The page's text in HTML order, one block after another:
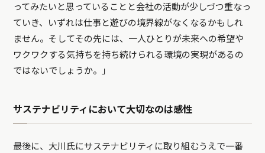
ってみたいと思っていることと会社の活動が少しづつ重なっ
ていき、いずれは仕事と遊びの境界線がなくなるかもしれ
ません。そしてその先には、一人ひとりが未来への希望や
ワクワクする気持ちを持ち続けられる環境の実現があるの
ではないでしょうか。」
サステナビリティにおいて大切なのは感性
最後に、大川氏にサステナビリティに取り組むうえで一番